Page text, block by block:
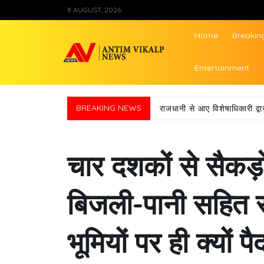
to
8 AUGUST, 2026
Antim Vikalp
Home
Entertainment
BREAKING NEWS चुनावों से पहले ही कसी
चार दशकों से
बिजली-पानी
भूमियों पर ही क्यों